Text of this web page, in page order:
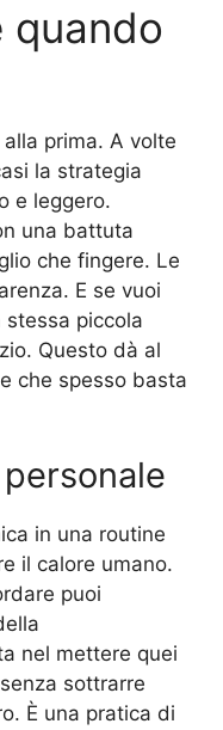
quando
prima. A volte
la strategia
e leggero.
una battuta
che fingere. Le
E se vuoi
piccola
Questo dà al
che spesso basta
in una routine
il calore umano.
puoi
nel mettere quei
sottrarre
È una pratica di